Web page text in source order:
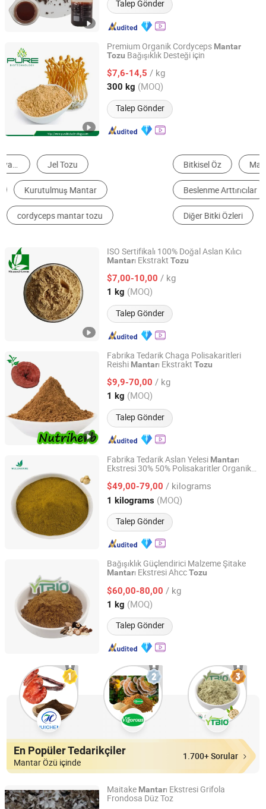
Talep Gönder
Premium Organik Cordyceps Mantar
Tozu Bağışıklık Desteği için
$7,6-14,5 / kg
300 kg (MOQ)
Talep Gönder
Ningxia Pure Goji Biology Technology Co., Ltd.
Ningxia, China Fiyat 2024
Bitkisel Öz Sağlıklı Gıda
Beslenme Arttırıcılar
Diğer Bitki Özleri
ISO Sertifikalı 100% Doğal Aslan Kılıcı
Mantarı Ekstrakt Tozu
$7,00-10,00 / kg
1 kg (MOQ)
Talep Gönder
Shaanxi Green Bio-Engineering Co., Ltd
Shaanxi, China Fiyat 2026
Fabrika Tedarik Chaga Polisakaritleri
Reishi Mantarı Ekstrakt Tozu
$9,9-70,00 / kg
1 kg (MOQ)
Talep Gönder
Nanjing NutriHerb BioTech Co., Ltd.
Jiangsu, China Fiyat 2022
Fabrika Tedarik Aslan Yelesi Mantarı
Ekstresi 30% 50% Polisakaritler Organik
Powder15%20%Beta Glukan
$49,00-79,00 / kilograms
1 kilograms (MOQ)
Talep Gönder
Wellgreen Natural Co...Ltd
Shaanxi, China Fiyat 2025
Bağışıklık Güçlendirici Malzeme Şitake
Mantarı Ekstresi AhccTozu
$60,00-80,00 / kg
1 kg (MOQ)
Talep Gönder
Shaanxi Dongjiang Kangtai Health Industry Co., Ltd.
Shaanxi, China Fiyat 2024
En Popüler Tedarikçiler
Mantar Özü içinde
1.700+ Sorular
Maitake Mantarı Ekstresi Grifola
Frondosa Düz Toz
Hunan Sunfull Bio-Tech Co., Ltd.